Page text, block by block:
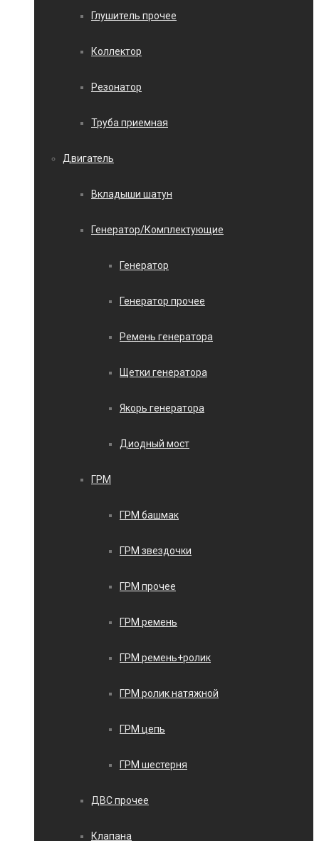
Глушитель прочее
Коллектор
Резонатор
Труба приемная
Двигатель
Вкладыши шатун
Генератор/Комплектующие
Генератор
Генератор прочее
Ремень генератора
Щетки генератора
Якорь генератора
Диодный мост
ГРМ
ГРМ башмак
ГРМ звездочки
ГРМ прочее
ГРМ ремень
ГРМ ремень+ролик
ГРМ ролик натяжной
ГРМ цепь
ГРМ шестерня
ДВС прочее
Клапана